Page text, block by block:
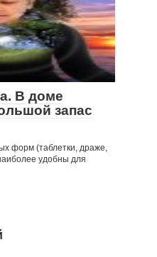
В доме
запас
форм (таблетки, драже,
удоб­ны для